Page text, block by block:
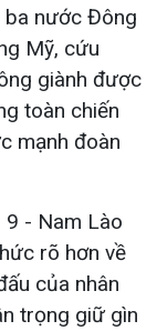
ba nước Đông
Mỹ, cứu
giành được
toàn chiến
mạnh đoàn
9 - Nam Lào
rõ hơn về
của nhân
trọng giữ gìn